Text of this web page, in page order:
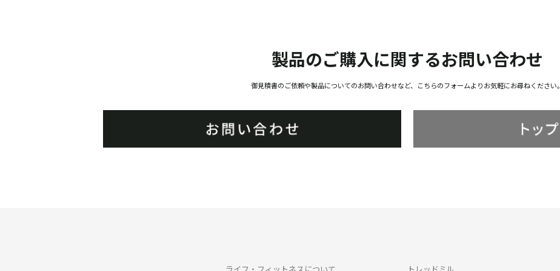
製品のご購入に関するお問い合わせ
御見積書のご依頼や製品についてのお問い合わせなど、こちらのフォームよりお気軽にお尋ねください。
ライフ・フィットネスについて トレッドミル